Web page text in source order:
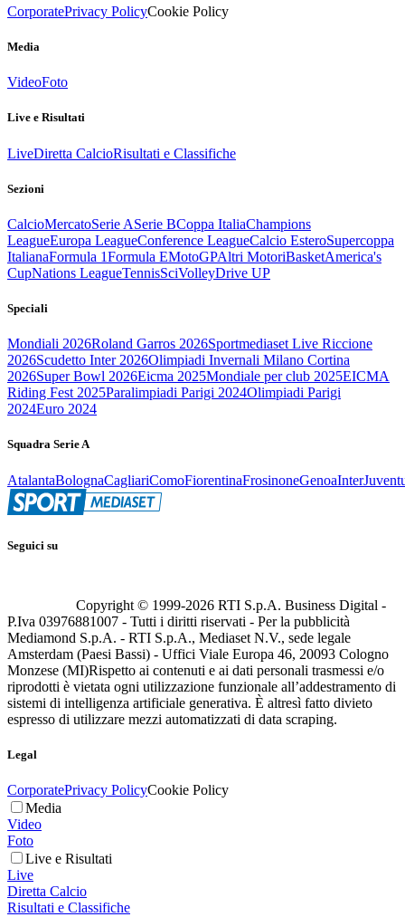
CorporatePrivacy PolicyCookie Policy
Media
VideoFoto
Live e Risultati
LiveDiretta CalcioRisultati e Classifiche
Sezioni
CalcioMercatoSerie ASerie BCoppa ItaliaChampions
LeagueEuropa LeagueConference LeagueCalcio EsteroSupercoppa
ItalianaFormula 1Formula EMotoGPAltri MotoriBasketAmerica's
CupNations LeagueTennisSciVolleyDrive UP
Speciali
Mondiali 2026Roland Garros 2026Sportmediaset Live Riccione
2026Scudetto Inter 2026Olimpiadi Invernali Milano Cortina
2026Super Bowl 2026Eicma 2025Mondiale per club 2025EICMA
Riding Fest 2025Paralimpiadi Parigi 2024Olimpiadi Parigi
2024Euro 2024
Squadra Serie A
AtalantaBolognaCagliariComoFiorentinaFrosinoneGenoaInter
Seguici su
Copyright © 1999-2026 RTI S.p.A. Business Digital -
P.Iva 03976881007 - Tutti i diritti riservati - Per la pubblicità
Mediamond S.p.A. - RTI S.p.A., Mediaset N.V., sede legale
Amsterdam (Paesi Bassi) - Uffici Viale Europa 46, 20093 Cologno
Monzese (MI)Rispetto ai contenuti e ai dati personali trasmessi e/o
riprodotti è vietata ogni utilizzazione funzionale all’addestramento di
sistemi di intelligenza artificiale generativa. È altresì fatto divieto
espresso di utilizzare mezzi automatizzati di data scraping.
Legal
CorporatePrivacy PolicyCookie Policy
Media
Video
Foto
Live e Risultati
Live
Diretta Calcio
Risultati e Classifiche